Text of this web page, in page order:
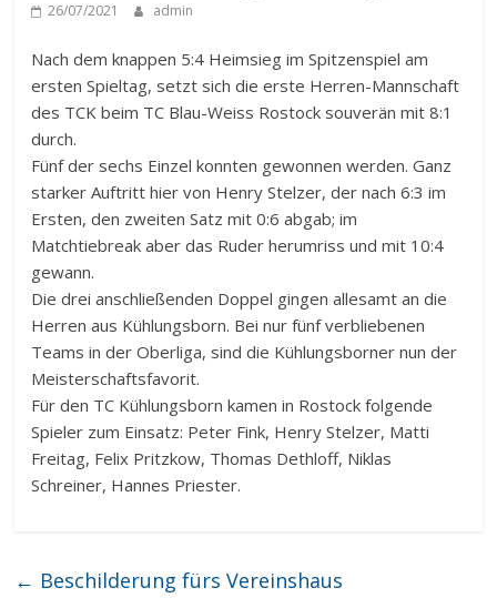
26/07/2021 admin
Nach dem knappen 5:4 Heimsieg im Spitzenspiel am
ersten Spieltag, setzt sich die erste Herren-Mannschaft
des TCK beim TC Blau-Weiss Rostock souverän mit 8:1
durch.
Fünf der sechs Einzel konnten gewonnen werden. Ganz
starker Auftritt hier von Henry Stelzer, der nach 6:3 im
Ersten, den zweiten Satz mit 0:6 abgab; im
Matchtiebreak aber das Ruder herumriss und mit 10:4
gewann.
Die drei anschließenden Doppel gingen allesamt an die
Herren aus Kühlungsborn. Bei nur fünf verbliebenen
Teams in der Oberliga, sind die Kühlungsborner nun der
Meisterschaftsfavorit.
Für den TC Kühlungsborn kamen in Rostock folgende
Spieler zum Einsatz: Peter Fink, Henry Stelzer, Matti
Freitag, Felix Pritzkow, Thomas Dethloff, Niklas
Schreiner, Hannes Priester.
← Beschilderung fürs Vereinshaus